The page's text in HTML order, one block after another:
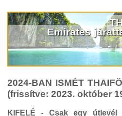
Emirates
2024-BAN ISMÉT
(frissítve: 2023. október
KIFELÉ - Csak egy útlevél